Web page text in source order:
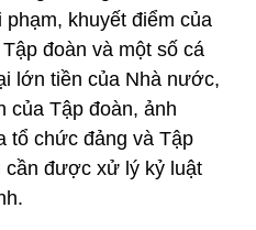
khuyết điểm của
đoàn và một số cá
lớn tiền của Nhà nước,
của Tập đoàn, ảnh
tổ chức đảng và Tập
cần được xử lý kỷ luật